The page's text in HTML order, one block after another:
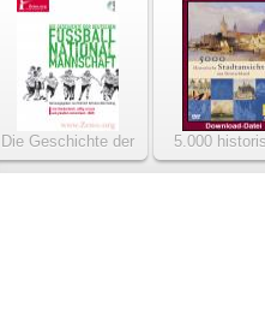
Die Geschichte der
deutschen Fußball-
5.000